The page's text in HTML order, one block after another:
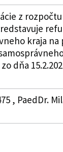
z
kraja
dňa
, PaedDr.